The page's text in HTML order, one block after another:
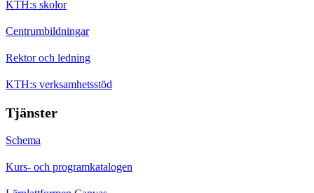
KTH:s skolor
Centrumbildningar
Rektor och ledning
KTH:s verksamhetsstöd
Tjänster
Schema
Kurs- och programkatalogen